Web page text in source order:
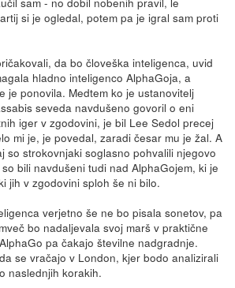
si je ogledal, potem pa je igral sam proti
da bo človeška inteligenca, uvid
hladno inteligenco AlphaGoja, a
je ponovila. Medtem ko je ustanovitelj
seveda navdušeno govoril o eni
iger v zgodovini, je bil Lee Sedol precej
mi je, je povedal, zaradi česar mu je žal. A
so strokovnjaki soglasno pohvalili njegovo
bili navdušeni tudi nad AlphaGojem, ki je
jih v zgodovini sploh še ni bilo.
verjetno še ne bo pisala sonetov, pa
bo nadaljevala svoj marš v praktične
pa čakajo številne nadgradnje.
se vračajo v London, kjer bodo analizirali
naslednjih korakih.